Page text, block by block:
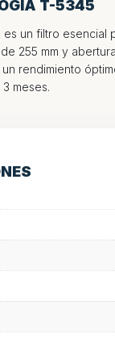
T-5345
un filtro esencial
255 mm y
rendimiento
meses.